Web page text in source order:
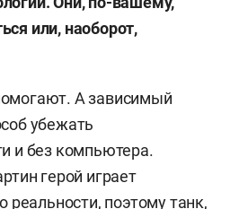
или, наоборот,
А зависимый
убежать
и без компьютера.
герой играет
реальности, поэтому танк,